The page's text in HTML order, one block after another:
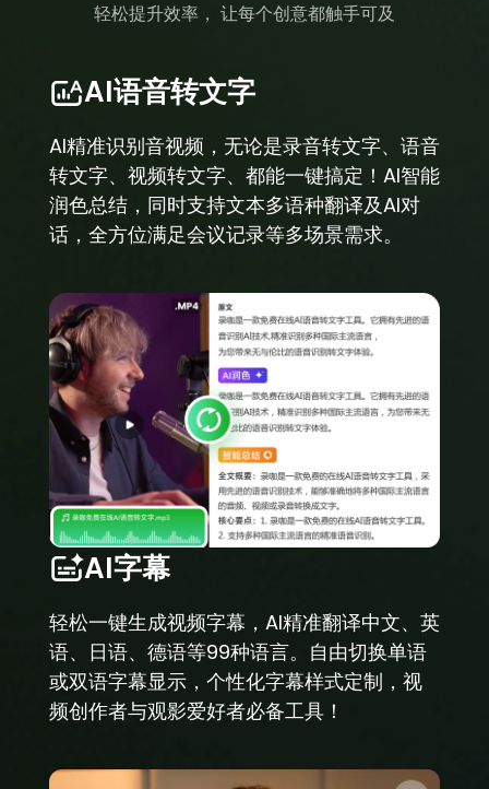
轻松提升效率， 让每个创意都触手可及
AI语音转文字
AI精准识别音视频，无论是录音转文字、语音
转文字、视频转文字、都能一键搞定！AI智能
润色总结，同时支持文本多语种翻译及AI对
话，全方位满足会议记录等多场景需求。
AI字幕
轻松一键生成视频字幕，AI精准翻译中文、英
语、日语、德语等99种语言。自由切换单语
或双语字幕显示，个性化字幕样式定制，视
频创作者与观影爱好者必备工具！